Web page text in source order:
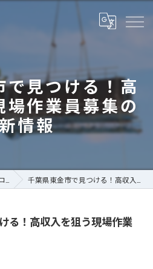
見つける！高
作業員募集の
情報
コラム 千葉県東金市で見つける！高収入を狙う現場作業員募集の最新情報
る！高収入を狙う現場作業